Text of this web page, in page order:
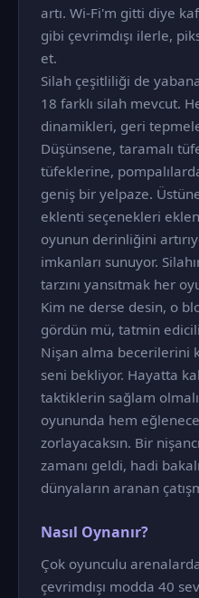
artı. Wi-Fi'm gitti diye
gibi çevrimdışı ilerle,
et.
Silah çeşitliliği de
18 farklı silah mevcut.
dinamikleri, geri
Düşünsene, taramalı
tüfeklerine,
geniş bir yelpaze.
eklenti seçenekleri
oyunun derinliğini
imkanları sunuyor.
tarzını yansıtmak her
Kim ne derse desin, o
gördün mü, tatmin
Nişan alma becerilerini
seni bekliyor. Hayatta
taktiklerin sağlam
oyununda hem
zorlayacaksın. Bir
zamanı geldi, hadi
dünyaların aranan
Nasıl Oynanır?
Çok oyunculu
çevrimdışı modda 40